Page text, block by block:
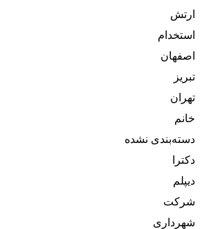
ارتش
استخدام
اصفهان
تبریز
تهران
خانم
دسته‌بندی نشده
دکترا
دیپلم
شرکت
شهرداری